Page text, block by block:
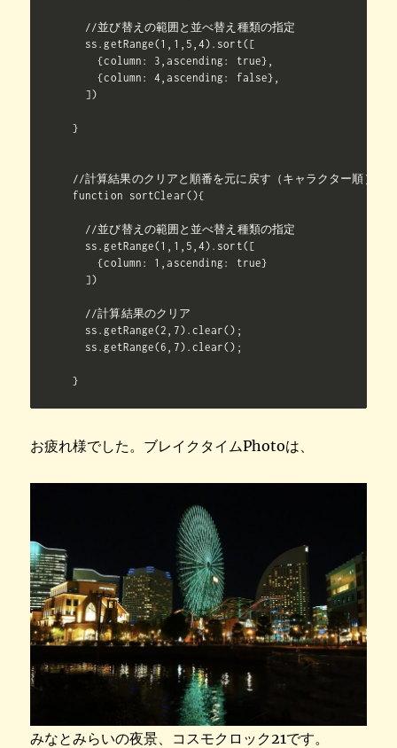
  //並び替えの範囲と並べ替え種類の指定
  ss.getRange(1,1,5,4).sort([
    {column: 3,ascending: true},
    {column: 4,ascending: false},
  ])
}
//計算結果のクリアと順番を元に戻す（キャラクター順）
function sortClear(){
  //並び替えの範囲と並べ替え種類の指定
  ss.getRange(1,1,5,4).sort([
    {column: 1,ascending: true}
  ])
  //計算結果のクリア
  ss.getRange(2,7).clear();
  ss.getRange(6,7).clear();
お疲れ様でした。ブレイクタイムPhotoは、
みなとみらいの夜景、コスモクロック21です。